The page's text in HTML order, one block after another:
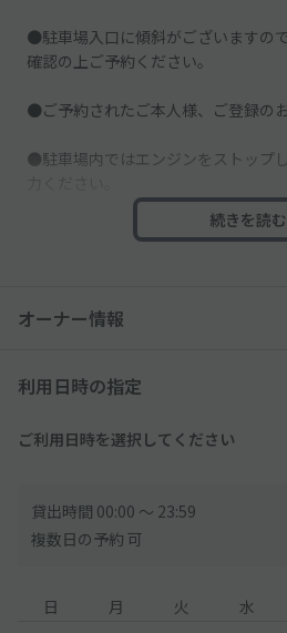
●駐車場入口に傾斜がございますの
確認の上ご予約ください。
●ご予約されたご本人様、ご登録の
●駐車場内ではエンジンをストップ
●予約時間を超えてご利用された場
●ホテル館内をご利用のお客様、
い。
１. 入口ゲートで駐車券をお取りくだ
２. 場内の空いているスペースにご駐
※ 駐車券は出庫時に必要となります
がございます。
続きを読む
オーナー情報
利用日時の指定
ご利用日時を選択してください
貸出時間 00:00 〜 23:59
複数日の予約 可
日 月 火 水